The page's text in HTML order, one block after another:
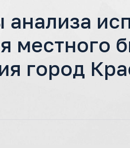
анализа
местного
город